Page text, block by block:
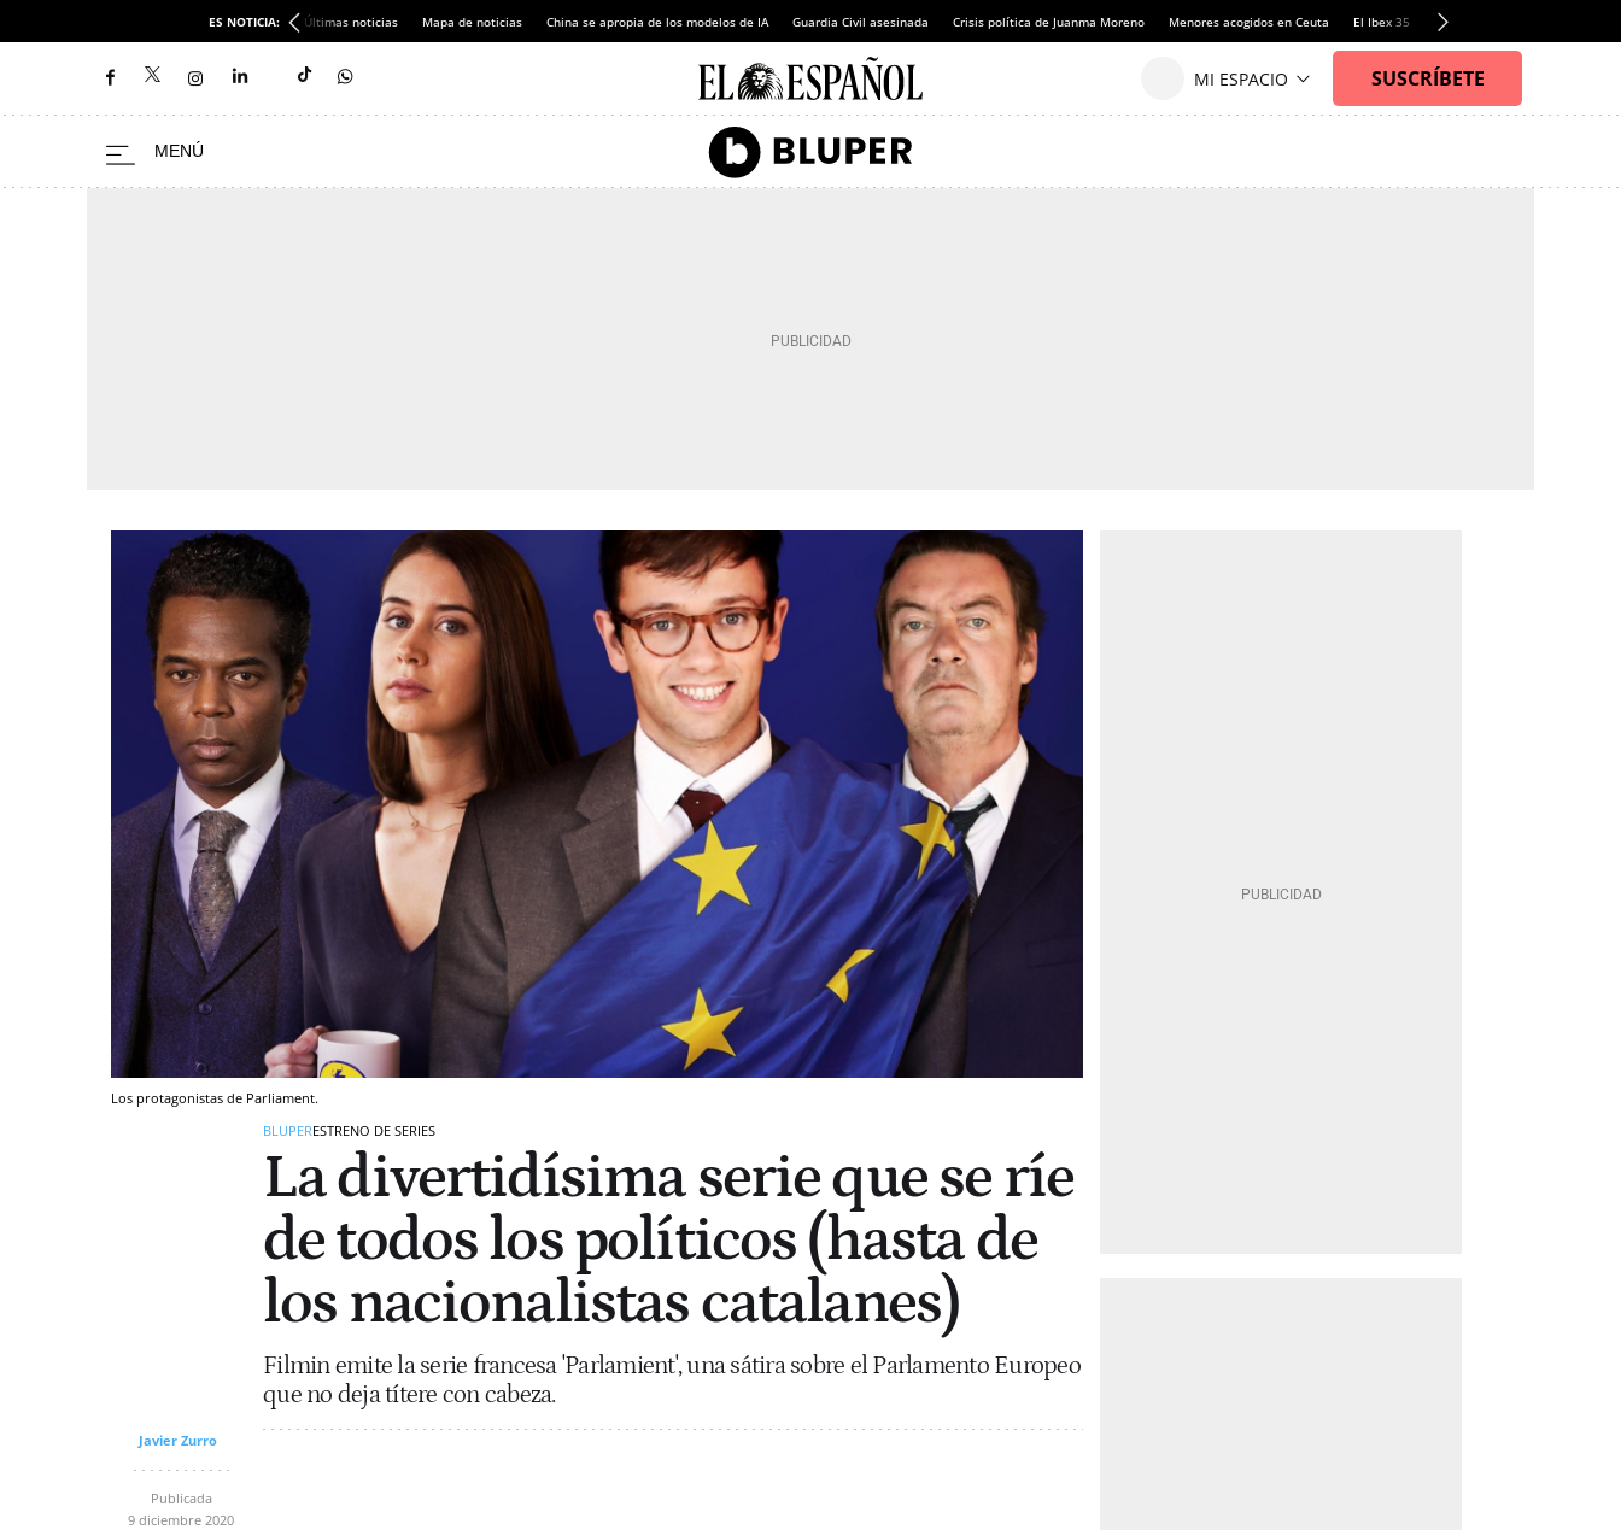
ES NOTICIA: Últimas noticias Mapa de noticias China se apropia de los modelos de IA Guardia Civil asesinada Crisis política de Juanma Moreno Menores acogidos en Ceuta El Ibex 35 Llamadas de alerta Sánchez
Los protagonistas de Parliament.
BLUPERESTRENO DE SERIES
La divertidísima serie que se ríe
de todos los políticos (hasta de
los nacionalistas catalanes)
Filmin emite la serie francesa 'Parlamient', una sátira sobre el Parlamento Europeo
que no deja títere con cabeza.
Javier Zurro
Publicada
9 diciembre 2020